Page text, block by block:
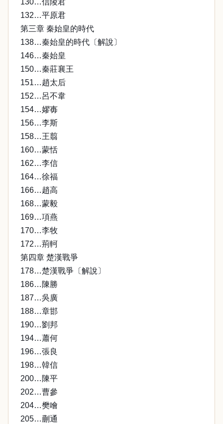
130…信陵君
132…平原君
第三章 秦始皇的時代
138…秦始皇的時代〔解說〕
146…秦始皇
150…秦莊襄王
151…趙太后
152…呂不韋
154…嫪毐
156…李斯
158…王翦
160…蒙恬
162…李信
164…徐福
166…趙高
168…蒙毅
169…項燕
170…李牧
172…荊軻
第四章 楚漢戰爭
178…楚漢戰爭〔解說〕
186…陳勝
187…吳廣
188…章邯
190…劉邦
194…蕭何
196…張良
198…韓信
200…陳平
202…曹參
204…樊噲
205…蒯通